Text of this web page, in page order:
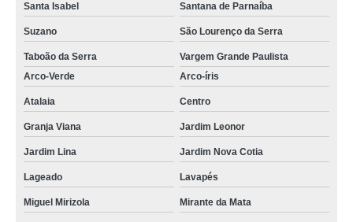
Santa Isabel Santana de Parnaíba
Suzano São Lourenço da Serra
Taboão da Serra
Vargem Grande Paulista
Arco-Verde
Arco-íris
Atalaia Centro
Granja Viana Jardim Leonor
Jardim Lina Jardim Nova Cotia
Lageado Lavapés
Miguel Mirizola Mirante da Mata